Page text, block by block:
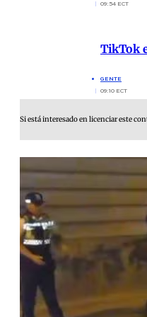
09:54 ECT
TikTok
GENTE
09:10 ECT
Si está interesado en licenciar este